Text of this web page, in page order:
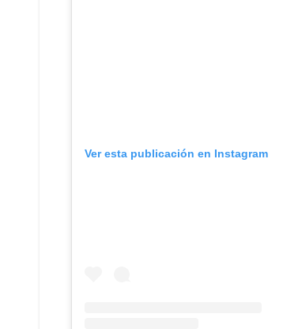
Ver esta publicación en Instagram